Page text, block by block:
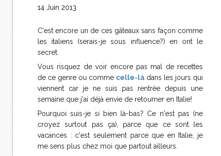
14 Juin 2013
C'est encore un de ces gâteaux sans façon comme
les italiens (serais-je sous influence?) en ont le
secret.
Vous risquez de voir encore pas mal de recettes
de ce genre ou comme celle-là dans les jours qui
viennent car je ne suis pas rentrée depuis une
semaine que j'ai déjà envie de retourner en Italie!
Pourquoi suis-je si bien là-bas? Ce n'est pas (ne
croyez surtout pas ça), parce que ce sont les
vacances : c'est seulement parce que en Italie, je
me sens plus chez moi que partout ailleurs.